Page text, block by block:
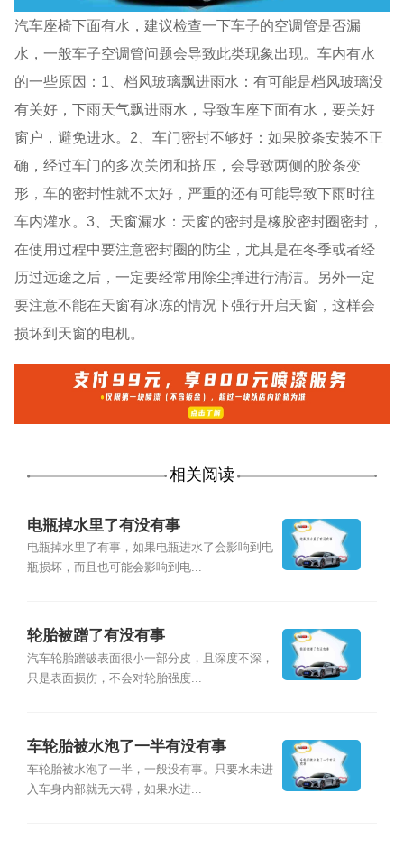
汽车座椅下面有水，建议检查一下车子的空调管是否漏
水，一般车子空调管问题会导致此类现象出现。车内有水
的一些原因：1、档风玻璃飘进雨水：有可能是档风玻璃没
有关好，下雨天气飘进雨水，导致车座下面有水，要关好
窗户，避免进水。2、车门密封不够好：如果胶条安装不正
确，经过车门的多次关闭和挤压，会导致两侧的胶条变
形，车的密封性就不太好，严重的还有可能导致下雨时往
车内灌水。3、天窗漏水：天窗的密封是橡胶密封圈密封，
在使用过程中要注意密封圈的防尘，尤其是在冬季或者经
历过远途之后，一定要经常用除尘掸进行清洁。另外一定
要注意不能在天窗有冰冻的情况下强行开启天窗，这样会
损坏到天窗的电机。
相关阅读
电瓶掉水里了有没有事
电瓶掉水里了有事，如果电瓶进水了会影响到电
瓶损坏，而且也可能会影响到电...
轮胎被蹭了有没有事
汽车轮胎蹭破表面很小一部分皮，且深度不深，
只是表面损伤，不会对轮胎强度...
车轮胎被水泡了一半有没有事
车轮胎被水泡了一半，一般没有事。只要水未进
入车身内部就无大碍，如果水进...